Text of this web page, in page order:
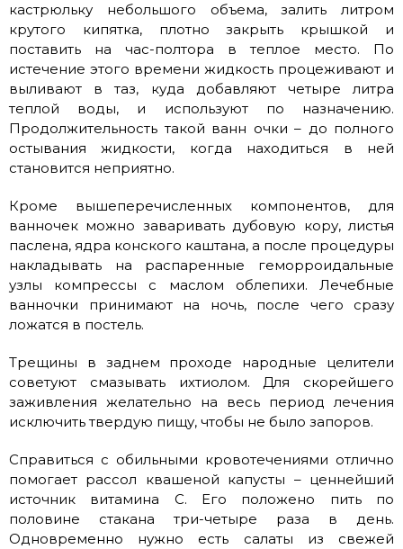
кастрюльку небольшого объема, залить литром
крутого кипятка, плотно закрыть крышкой и
поставить на час-полтора в теплое место. По
истечение этого времени жидкость процеживают и
выливают в таз, куда добавляют четыре литра
теплой воды, и используют по назначению.
Продолжительность такой ванн очки – до полного
остывания жидкости, когда находиться в ней
становится неприятно.
Кроме вышеперечисленных компонентов, для
ванночек можно заваривать дубовую кору, листья
паслена, ядра конского каштана, а после процедуры
накладывать на распаренные геморроидальные
узлы компрессы с маслом облепихи. Лечебные
ванночки принимают на ночь, после чего сразу
ложатся в постель.
Трещины в заднем проходе народные целители
советуют смазывать ихтиолом. Для скорейшего
заживления желательно на весь период лечения
исключить твердую пищу, чтобы не было запоров.
Справиться с обильными кровотечениями отлично
помогает рассол квашеной капусты – ценнейший
источник витамина C. Его положено пить по
половине стакана три-четыре раза в день.
Одновременно нужно есть салаты из свежей